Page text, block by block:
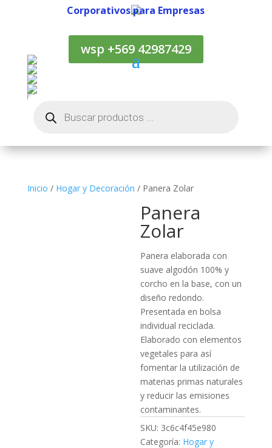
Corporativos para Empresas
wsp +569 42987429
productos
Inicio / Hogar y Decoración / Panera Zolar
Panera
Zolar
Panera elaborada con
suave algodón 100% y
corcho en la base, con un
diseño redondo.
Presentada en bolsa
individual reciclada.
Elaborado con elementos
vegetales para así
fomentar la utilización de
materias primas naturales
y reducir las emisiones
contaminantes.
SKU: 3c6c4f45e980
Categoría: Hogar y